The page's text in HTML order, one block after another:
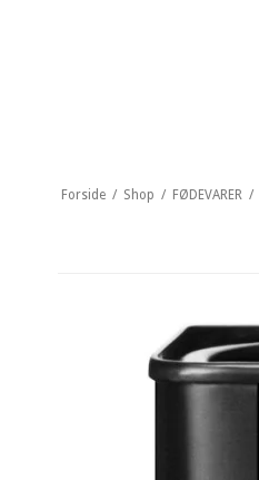
Forside / Shop / FØDEVARER /